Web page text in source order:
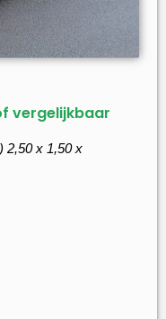
vergelijkbaar
2,50 x 1,50 x